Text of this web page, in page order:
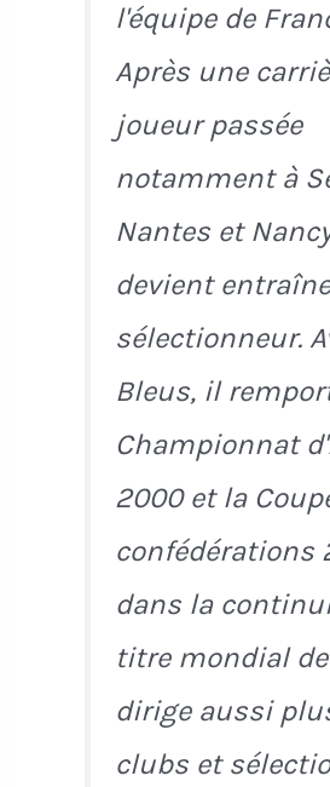
l'équipe de
Après une
joueur passée
notamment à
Nantes et
devient
sélectionneur.
Bleus, il
Championnat
2000 et la
confédérations
dans la
titre mondial de
dirige aussi
clubs et